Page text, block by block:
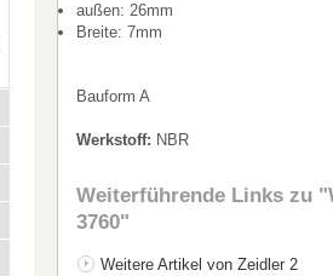
außen: 26mm
Breite: 7mm
Bauform A
Werkstoff: NBR
Weiterführende Links zu
3760"
Weitere Artikel von Zeidler 2